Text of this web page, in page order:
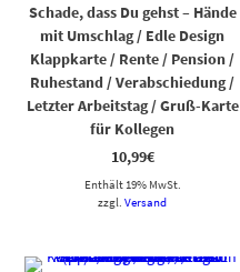
Schade, dass Du gehst – Hände
mit Umschlag / Edle Design
Klappkarte / Rente / Pension /
Ruhestand / Verabschiedung /
Letzter Arbeitstag / Gruß-Karte
für Kollegen
10,99€
Enthält 19% MwSt.
zzgl.Versand